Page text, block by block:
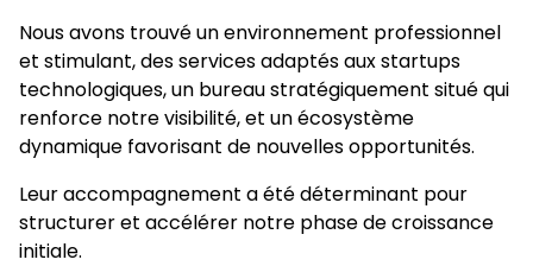
Nous avons trouvé un environnement professionnel
et stimulant, des services adaptés aux startups
technologiques, un bureau stratégiquement situé qui
renforce notre visibilité, et un écosystème
dynamique favorisant de nouvelles opportunités.
Leur accompagnement a été déterminant pour
structurer et accélérer notre phase de croissance
initiale.